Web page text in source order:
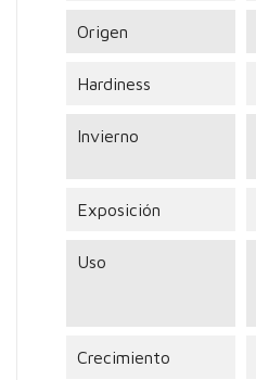
Origen
Hardiness
Invierno
Exposición
Uso
Crecimiento